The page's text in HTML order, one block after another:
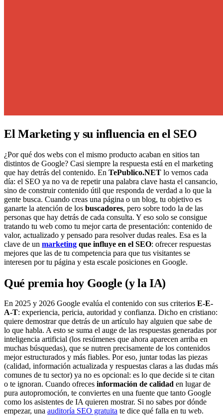
El Marketing y su influencia en el SEO
¿Por qué dos webs con el mismo producto acaban en sitios tan
distintos de Google? Casi siempre la respuesta está en el marketing
que hay detrás del contenido. En TePublico.NET lo vemos cada
día: el SEO ya no va de repetir una palabra clave hasta el cansancio,
sino de construir contenido útil que responda de verdad a lo que la
gente busca. Cuando creas una página o un blog, tu objetivo es
ganarte la atención de los buscadores, pero sobre todo la de las
personas que hay detrás de cada consulta. Y eso solo se consigue
tratando tu web como tu mejor carta de presentación: contenido de
valor, actualizado y pensado para resolver dudas reales. Esa es la
clave de un marketing que influye en el SEO: ofrecer respuestas
mejores que las de tu competencia para que tus visitantes se
interesen por tu página y esta escale posiciones en Google.
Qué premia hoy Google (y la IA)
En 2025 y 2026 Google evalúa el contenido con sus criterios E-E-
A-T: experiencia, pericia, autoridad y confianza. Dicho en cristiano:
quiere demostrar que detrás de un artículo hay alguien que sabe de
lo que habla. A esto se suma el auge de las respuestas generadas por
inteligencia artificial (los resúmenes que ahora aparecen arriba en
muchas búsquedas), que se nutren precisamente de los contenidos
mejor estructurados y más fiables. Por eso, juntar todas las piezas
(calidad, información actualizada y respuestas claras a las dudas más
comunes de tu sector) ya no es opcional: es lo que decide si te citan
o te ignoran. Cuando ofreces información de calidad en lugar de
pura autopromoción, te conviertes en una fuente que tanto Google
como los asistentes de IA quieren mostrar. Si no sabes por dónde
empezar, una auditoría SEO gratuita te dice qué falla en tu web.